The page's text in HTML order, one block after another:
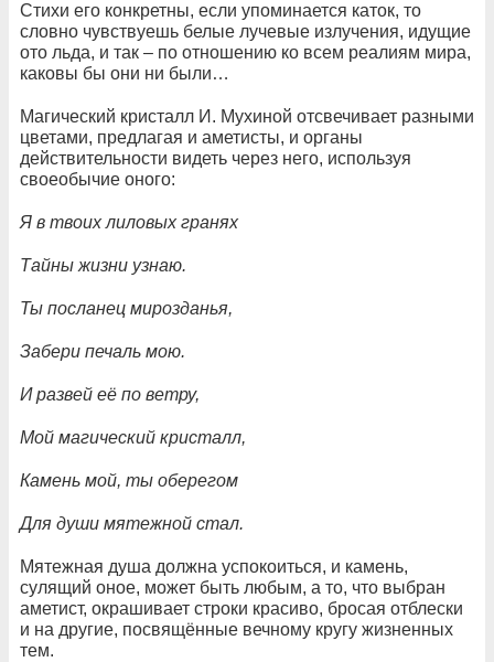
Стихи его конкретны, если упоминается каток, то
словно чувствуешь белые лучевые излучения, идущие
ото льда, и так – по отношению ко всем реалиям мира,
каковы бы они ни были…
Магический кристалл И. Мухиной отсвечивает разными
цветами, предлагая и аметисты, и органы
действительности видеть через него, используя
своеобычие оного:
Я в твоих лиловых гранях
Тайны жизни узнаю.
Ты посланец мирозданья,
Забери печаль мою.
И развей её по ветру,
Мой магический кристалл,
Камень мой, ты оберегом
Для души мятежной стал.
Мятежная душа должна успокоиться, и камень,
сулящий оное, может быть любым, а то, что выбран
аметист, окрашивает строки красиво, бросая отблески
и на другие, посвящённые вечному кругу жизненных
тем.